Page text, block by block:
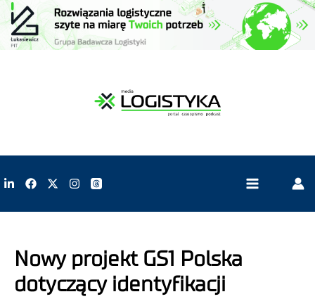
Nowy projekt GS1 Polska
dotyczący identyfikacji